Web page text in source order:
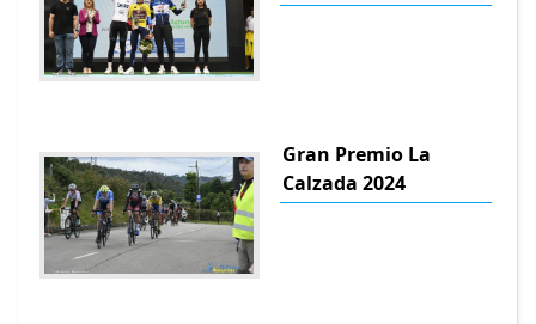
Gran Premio La
Calzada 2024